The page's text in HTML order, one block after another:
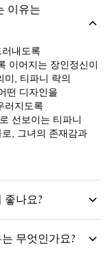
이유는
내도록
이어지는 장인정신이
미, 티파니 락의
떤 디자인을
러지도록
선보이는 티파니
, 그녀의 존재감과
좋나요?
무엇인가요?